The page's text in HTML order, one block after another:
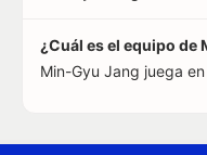
¿Cuál es el equipo de
Min-Gyu Jang juega